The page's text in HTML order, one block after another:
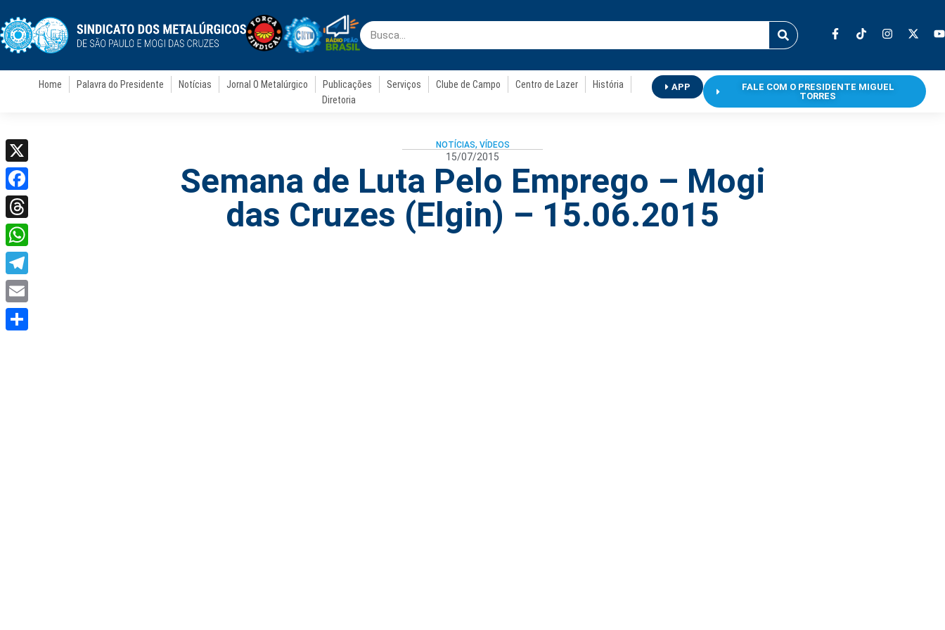
Home Palavra do Presidente Notícias Jornal O Metalúrgico Publicações Serviços Clube de Campo Centro de Lazer
História
Diretoria
APP
FALE COM O PRESIDENTE MIGUEL
TORRES
NOTÍCIAS, VÍDEOS
15/07/2015
Semana de Luta Pelo Emprego – Mogi
das Cruzes (Elgin) – 15.06.2015
X
Facebook
Threads
WhatsApp
Telegram
Email